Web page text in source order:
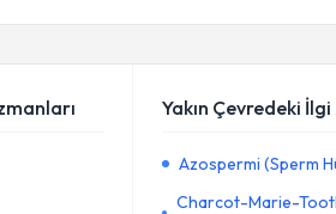
Yakın Çevredeki
Azospermi (Sperm
Charcot-Marie-Tooth